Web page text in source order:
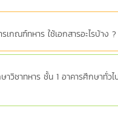
กณฑ์ทหาร ใช้เอกสารอะไรบ้าง ?
วิชาทหาร ชั้น 1 อาคารศึกษาทั่ว